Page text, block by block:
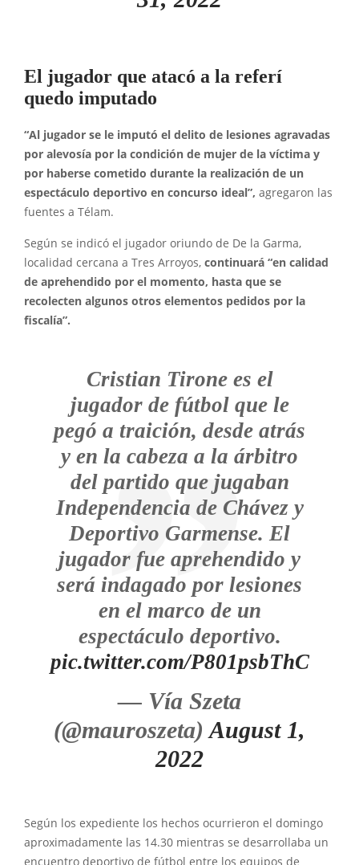
El jugador que atacó a la referí
quedo imputado
“Al jugador se le imputó el delito de lesiones agravadas
por alevosía por la condición de mujer de la víctima y
por haberse cometido durante la realización de un
espectáculo deportivo en concurso ideal”, agregaron las
fuentes a Télam.
Según se indicó el jugador oriundo de De la Garma,
localidad cercana a Tres Arroyos, continuará “en calidad
de aprehendido por el momento, hasta que se
recolecten algunos otros elementos pedidos por la
fiscalía”.
Cristian Tirone es el
jugador de fútbol que le
pegó a traición, desde atrás
y en la cabeza a la árbitro
del partido que jugaban
Independencia de Chávez y
Deportivo Garmense. El
jugador fue aprehendido y
será indagado por lesiones
en el marco de un
espectáculo deportivo.
pic.twitter.com/P801psbThC
— Vía Szeta
(@mauroszeta)August 1,
2022
Según los expediente los hechos ocurrieron el domingo
aproximadamente las 14.30 mientras se desarrollaba un
encuentro deportivo de fútbol entre los equipos de